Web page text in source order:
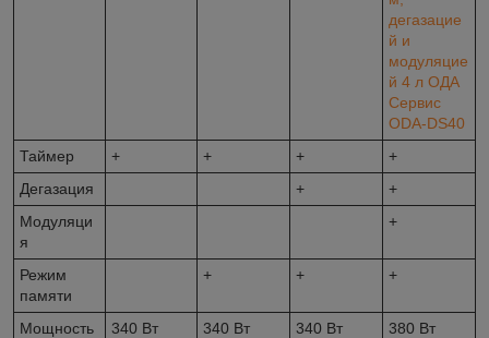
Таймер + + +
+
Дегазация
+
+
Модуляци
я
+
Режим
памяти
+ + +
Мощность
340 Вт 340 Вт 340 Вт 380 Вт